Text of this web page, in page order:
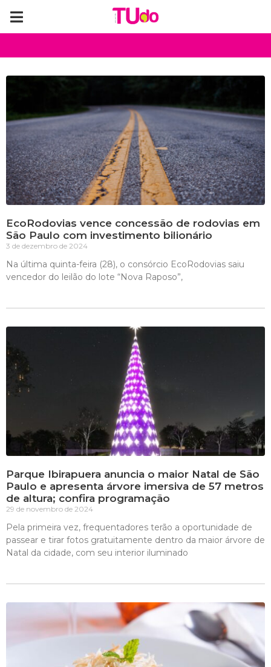
EcoRodovias vence concessão de rodovias em
São Paulo com investimento bilionário
3 de dezembro de 2024
Na última quinta-feira (28), o consórcio EcoRodovias saiu
vencedor do leilão do lote “Nova Raposo”,
Parque Ibirapuera anuncia o maior Natal de São
Paulo e apresenta árvore imersiva de 57 metros
de altura; confira programação
29 de novembro de 2024
Pela primeira vez, frequentadores terão a oportunidade de
passear e tirar fotos gratuitamente dentro da maior árvore de
Natal da cidade, com seu interior iluminado